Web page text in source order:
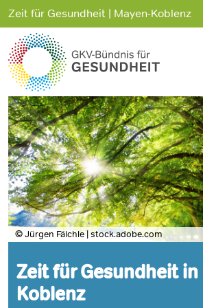
Zeit für Gesundheit | Mayen-Koblenz
Zeit für Gesundheit
Koblenz
© Jürgen Fälchle | stock.adobe.com